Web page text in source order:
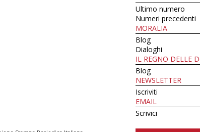
Ultimo numero
Numeri precedenti
MORALIA
Blog
Dialoghi
IL REGNO DELLE
Blog
NEWSLETTER
Iscriviti
EMAIL
Scrivici